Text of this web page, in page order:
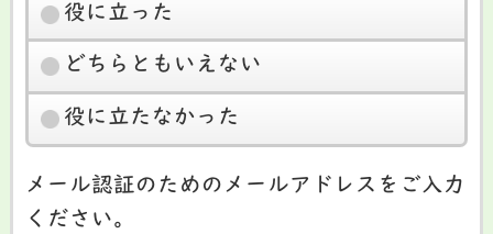
役に立った
どちらともいえない
役に立たなかった
メール認証のためのメールアドレスをご入力
ください。